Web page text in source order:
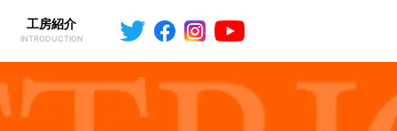
工房紹介
INTRODUCTION